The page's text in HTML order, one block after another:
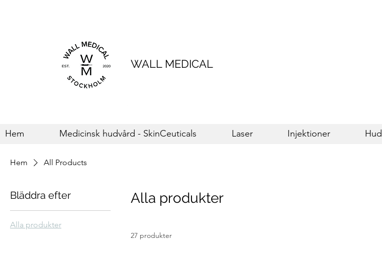
WALL MEDICAL
Hem Medicinsk hudvård - SkinCeuticals Laser Injektioner Hud
Hem All Products
Bläddra efter
Alla produkter
Alla produkter
27 produkter